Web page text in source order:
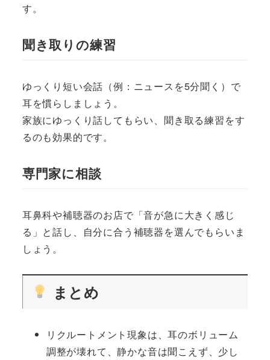
す。
聞き取りの練習
ゆっくり短い会話（例：ニュースを5分聞く）で
耳を慣らしましょう。
家族にゆっくり話してもらい、聞き取る練習をす
るのも効果的です。
専門家に相談
耳鼻科や補聴器のお店で「音が急に大きく感じ
る」と話し、自分に合う補聴器を選んでもらいま
しょう。
まとめ
リクルートメント現象は、耳のボリューム
調整が壊れて、静かな音は聞こえず、少し